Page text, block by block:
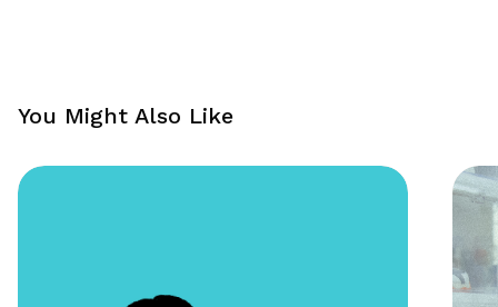
You Might Also Like